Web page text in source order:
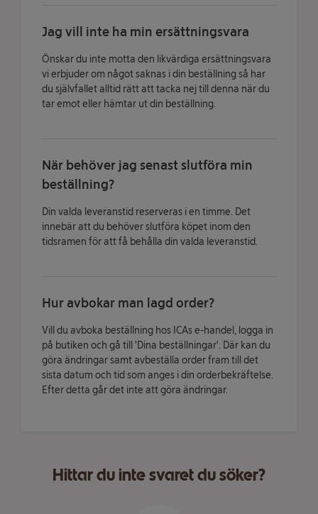
Jag vill inte ha min ersättningsvara
Önskar du inte motta den likvärdiga ersättningsvara
vi erbjuder om något saknas i din beställning så har
du självfallet alltid rätt att tacka nej till denna när du
tar emot eller hämtar ut din beställning.
När behöver jag senast slutföra min
beställning?
Din valda leveranstid reserveras i en timme. Det
innebär att du behöver slutföra köpet inom den
tidsramen för att få behålla din valda leveranstid.
Hur avbokar man lagd order?
Vill du avboka beställning hos ICAs e-handel, logga in
på butiken och gå till 'Dina beställningar'. Där kan du
göra ändringar samt avbeställa order fram till det
sista datum och tid som anges i din orderbekräftelse.
Efter detta går det inte att göra ändringar.
Hittar du inte svaret du söker?